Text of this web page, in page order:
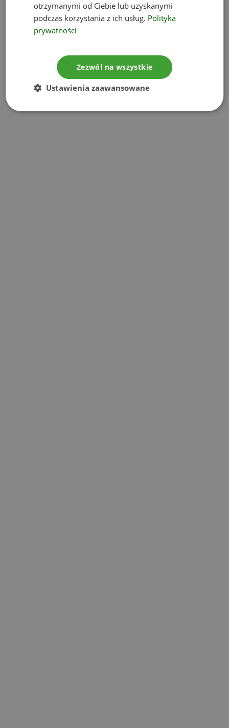
otrzymanymi od Ciebie lub uzyskanymi
podczas korzystania z ich usług. Polityka
prywatności
Zezwól na wszystkie
Ustawienia zaawansowane